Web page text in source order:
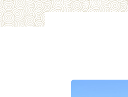
首页 > 新闻页